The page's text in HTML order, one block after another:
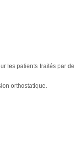
les patients traités par
orthostatique.